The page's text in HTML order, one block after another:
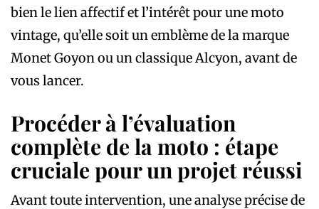
bien le lien affectif et l’intérêt pour une moto
vintage, qu’elle soit un emblème de la marque
Monet Goyon ou un classique Alcyon, avant de
vous lancer.
Procéder à l’évaluation
complète de la moto : étape
cruciale pour un projet réussi
Avant toute intervention, une analyse précise de